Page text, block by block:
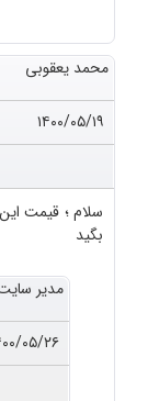
محمد یعقوبی
۱۴۰۰/۰۵/۱۹
سلام ؛ قیمت
بگید
مدیر
۱۴۰۰/۰۵/